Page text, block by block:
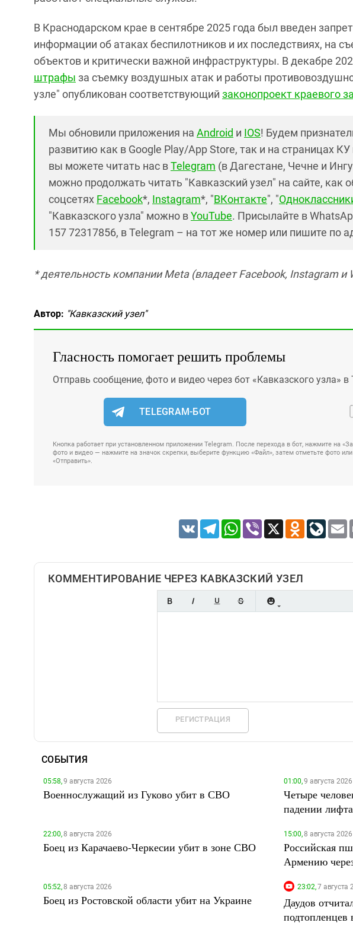
В Краснодарском крае в сентябре 2025 года был введен
информации об атаках беспилотников и их последствиях, на
объектов и критически важной инфраструктуры. В декабре
штрафы за съемку воздушных атак и работы
узле" опубликован соответствующий законопроект краевого
Мы обновили приложения на Android и IOS! Будем
развитию как в Google Play/App Store, так и на страницах КУ
вы можете читать нас вTelegram (в Дагестане, Чечне и
можно продолжать читать "Кавказский узел" на сайте, как
соцсетях Facebook*, Instagram*, "ВКонтакте", "
"Кавказского узла" можно вYouTube. Присылайте в
157 72317856, в Telegram – на тот же номер или пишите по
* деятельность компании Meta (владеет Facebook, Instagram и
Автор: "Кавказский узел"
Гласность помогает решить проблемы
Отправь сообщение, фото и видео через бот «Кавказского узла» в
TELEGRAM-БОТ
Кнопка работает при установленном приложении Telegram. После перехода в бот, нажмите на
фото и видео — нажмите на значок скрепки, выберите функцию «Файл», затем отметьте фото
«Отправить».
VK TelegramWhatsApp
Viber X
КОММЕНТИРОВАНИЕ ЧЕРЕЗ КАВКАЗСКИЙ УЗЕЛ
РЕГИСТРАЦИЯ
СОБЫТИЯ
05:58,9 августа 2026
Военнослужащий из Гуково убит в СВО
01:00,9 августа 2026
Четыре
падении
22:00,8 августа 2026
Боец из Карачаево-Черкесии убит в зоне СВО
15:00,8 августа 2026
Российская
Армению
05:52,8 августа 2026
Боец из Ростовской области убит на Украине
23:02,7 августа
Даудов
подтопленцев